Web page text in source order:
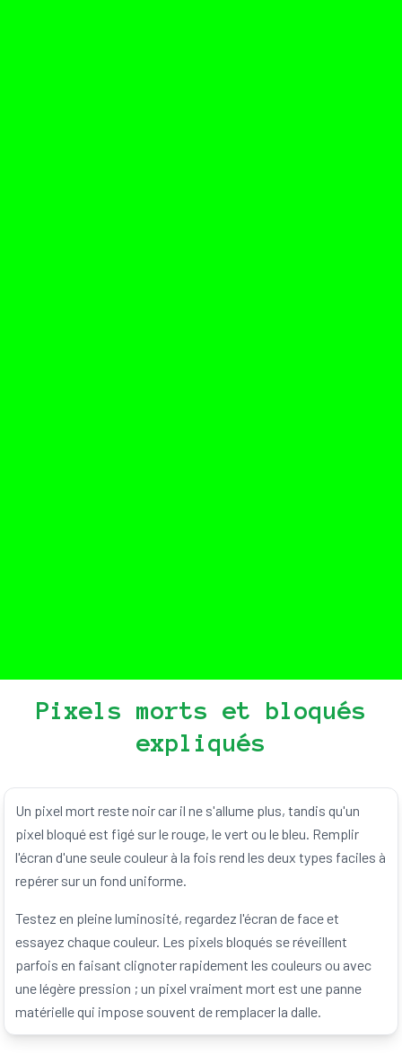
Pixels morts et bloqués
expliqués
Un pixel mort reste noir car il ne s'allume plus, tandis qu'un
pixel bloqué est figé sur le rouge, le vert ou le bleu. Remplir
l'écran d'une seule couleur à la fois rend les deux types faciles à
repérer sur un fond uniforme.
Testez en pleine luminosité, regardez l'écran de face et
essayez chaque couleur. Les pixels bloqués se réveillent
parfois en faisant clignoter rapidement les couleurs ou avec
une légère pression ; un pixel vraiment mort est une panne
matérielle qui impose souvent de remplacer la dalle.